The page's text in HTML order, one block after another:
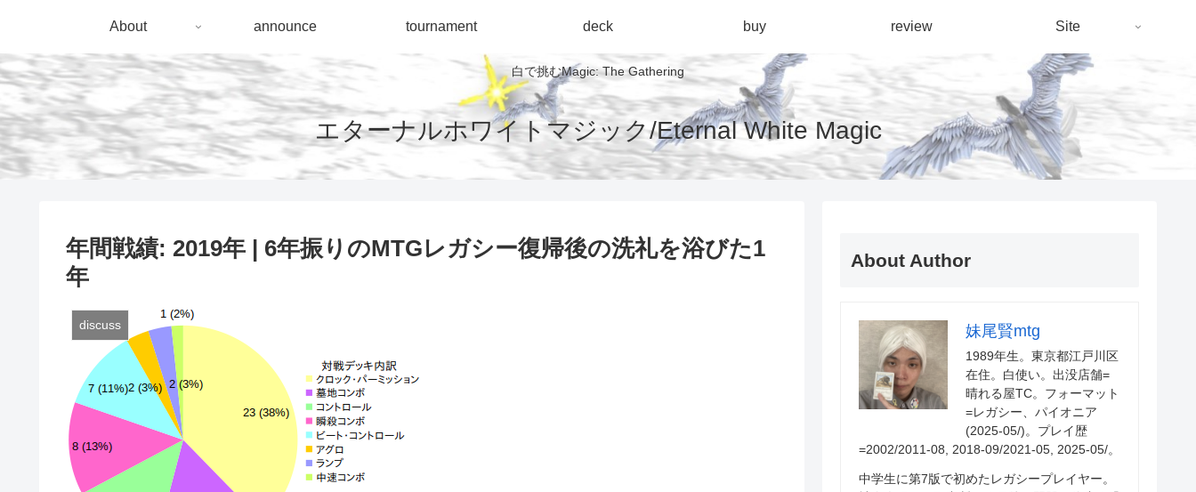
白で挑むMagic: The Gathering
エターナルホワイトマジック/Eternal White Magic
About announce tournament deck buy review Site
年間戦績: 2019年 | 6年振りのMTGレガシー復帰後の洗礼を浴びた1
年
discuss
About Author
妹尾賢mtg
1989年生。東京都江戸川区
在住。白使い。出没店舗=
晴れる屋TC。フォーマット
=レガシー、パイオニア
(2025-05/)。プレイ歴
=2002/2011-08, 2018-09/2021-05, 2025-05/。
中学生に第7版で初めたレガシープレイヤー。